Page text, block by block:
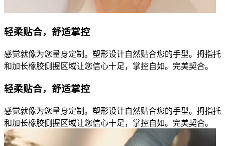
轻柔贴合，舒适掌控
感觉就像为您量身定制。塑形设计自然贴合您的手型。拇指托
和加长橡胶侧握区域让您信心十足，掌控自如。完美契合。
轻柔贴合，舒适掌控
感觉就像为您量身定制。塑形设计自然贴合您的手型。拇指托
和加长橡胶侧握区域让您信心十足，掌控自如。完美契合。